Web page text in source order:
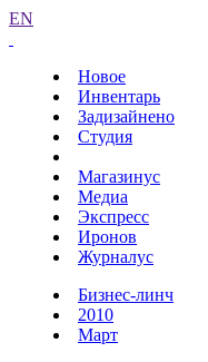
EN
Новое
Инвентарь
Задизайнено
Студия
Магазинус
Медиа
Экспресс
Иронов
Журналус
Бизнес-линч
2010
Март